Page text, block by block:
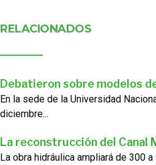
RELACIONADOS
Debatieron sobre modelos
En la sede de la Universidad
diciembre...
La reconstrucción del Canal
La obra hidráulica ampliará de 300